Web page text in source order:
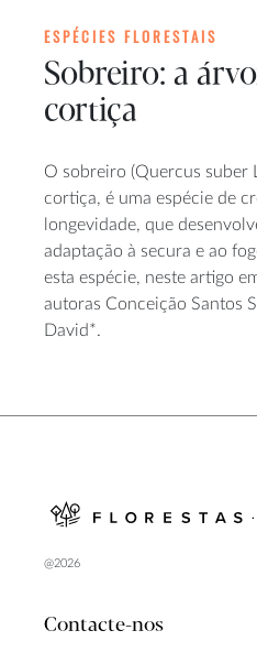
ESPÉCIES FLORESTAIS
Sobreiro: a
cortiça
O sobreiro (Quercus suber
cortiça, é uma espécie de
longevidade, que
adaptação à secura e ao
esta espécie, neste artigo
autoras Conceição Santos
David*.
@2026
Contacte-nos